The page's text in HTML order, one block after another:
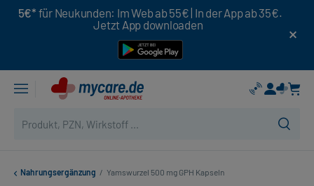
5€* für Neukunden: Im Web ab 55€ | In der App ab 35€.
Jetzt App downloaden
Nahrungsergänzung / Yamswurzel 500 mg GPH Kapseln